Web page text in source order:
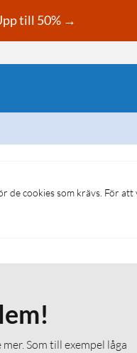
till 50% →
de cookies som krävs. För att
Som till exempel låga